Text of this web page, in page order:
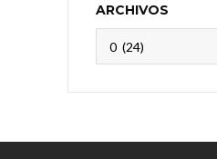
ARCHIVOS